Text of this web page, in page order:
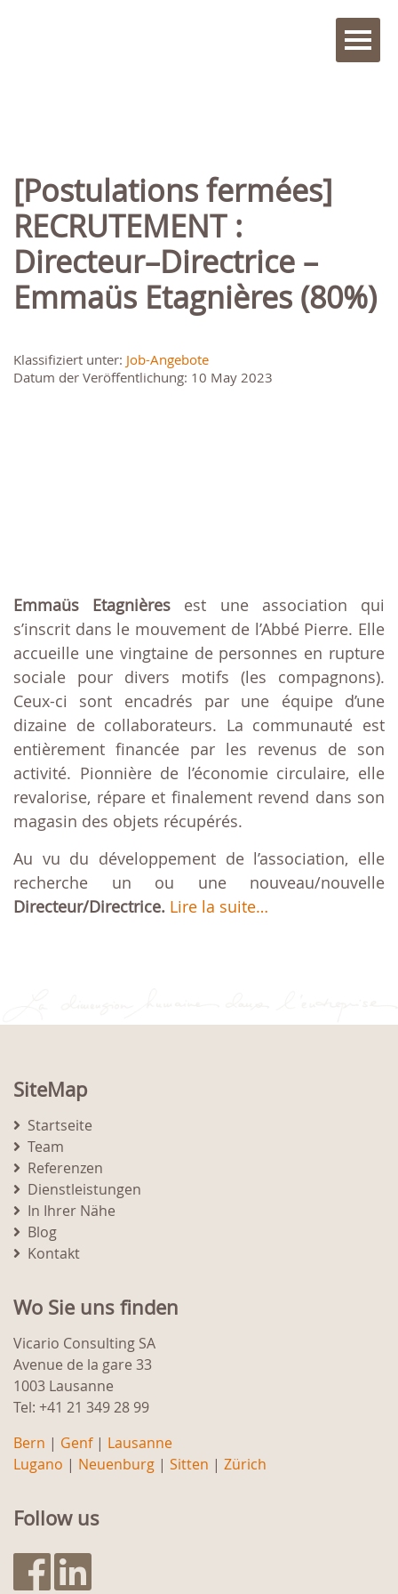
[Postulations fermées]
RECRUTEMENT :
Directeur–Directrice –
Emmaüs Etagnières (80%)
Klassifiziert unter: Job-Angebote
Datum der Veröffentlichung: 10 May 2023
Emmaüs Etagnières est une association qui
s’inscrit dans le mouvement de l’Abbé Pierre. Elle
accueille une vingtaine de personnes en rupture
sociale pour divers motifs (les compagnons).
Ceux-ci sont encadrés par une équipe d’une
dizaine de collaborateurs. La communauté est
entièrement financée par les revenus de son
activité. Pionnière de l’économie circulaire, elle
revalorise, répare et finalement revend dans son
magasin des objets récupérés.
Au vu du développement de l’association, elle
recherche un ou une nouveau/nouvelle
Directeur/Directrice. Lire la suite…
SiteMap
Startseite
Team
Referenzen
Dienstleistungen
In Ihrer Nähe
Blog
Kontakt
Wo Sie uns finden
Vicario Consulting SA
Avenue de la gare 33
1003 Lausanne
Tel: +41 21 349 28 99
Bern | Genf| Lausanne
Lugano | Neuenburg | Sitten | Zürich
Follow us